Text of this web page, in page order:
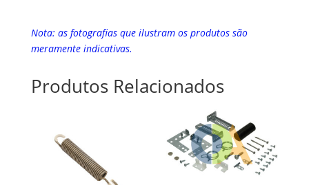
Nota: as fotografias que ilustram os produtos são
meramente indicativas.
Produtos Relacionados